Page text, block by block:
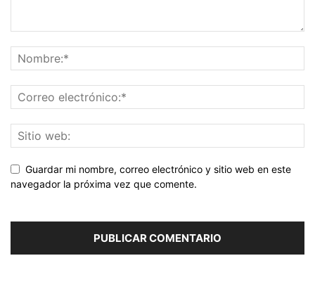
Guardar mi nombre, correo electrónico y sitio web en este
navegador la próxima vez que comente.